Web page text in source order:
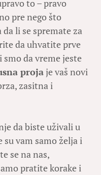
to – pravo
pre nego što
li se spremate za
da uhvatite prve
smo da vreme jeste
projaje vaš novi
zasitna i
da biste uživali u
vam samo želja i
se na nas,
pratite korake i